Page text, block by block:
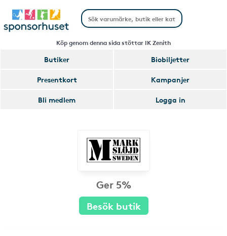
Köp genom denna sida stöttar IK Zenith
Butiker
Biobiljetter
Presentkort
Kampanjer
Bli medlem
Logga in
Ger 5%
Besök butik